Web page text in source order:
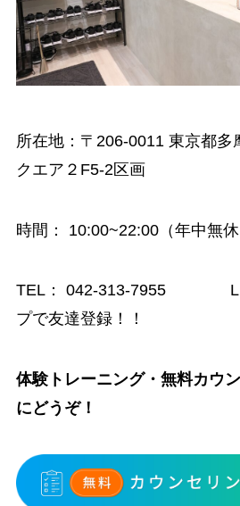
所在地：〒206-0011 東京都多
クエア２F5-2区画
時間 ： 10:00~22:00（年中無休
TEL： 042-313-7955
プで友達登録！！
体験トレーニング・無料カウ
にどうぞ！